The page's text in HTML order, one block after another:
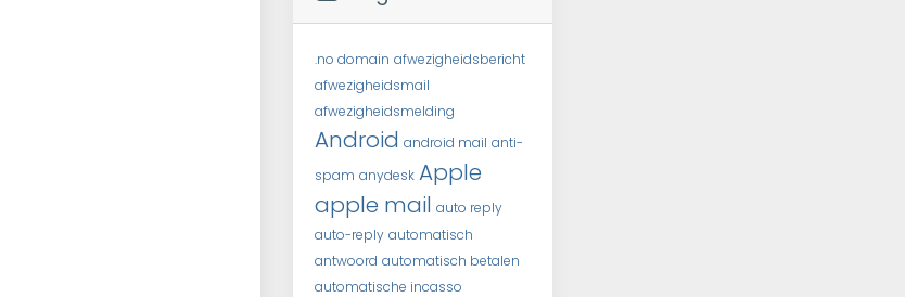
.no domain afwezigheidsbericht
afwezigheidsmail
afwezigheidsmelding
Android android mail anti-
spam anydesk Apple
apple mail auto reply
auto-reply automatisch
antwoord automatisch betalen
automatische incasso